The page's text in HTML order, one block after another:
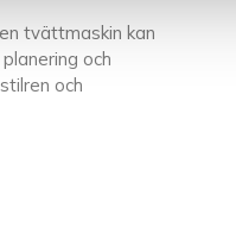
tvättmaskin kan
och
och